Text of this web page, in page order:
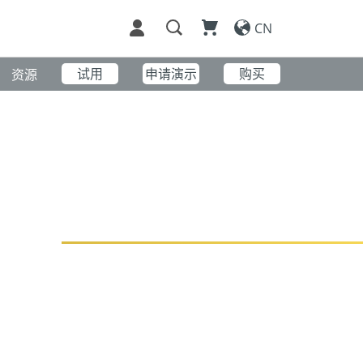
CN
购买
申请演示
试用
资源